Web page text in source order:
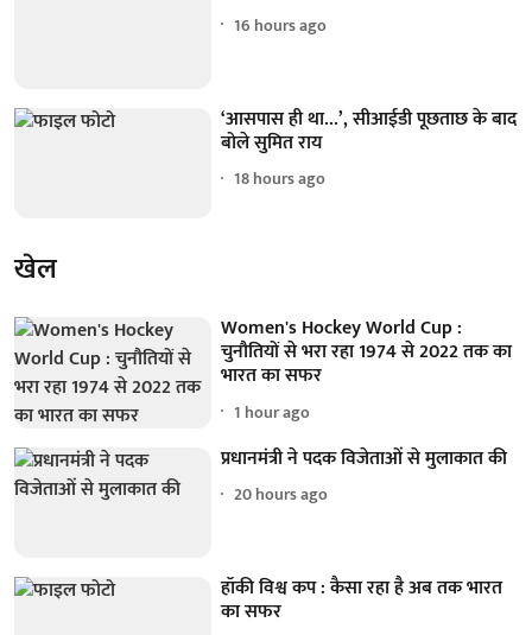
16 hours ago
‘आसपास ही था...’, सीआईडी पूछताछ के बाद
बोले सुमित राय
18 hours ago
खेल
Women's Hockey World Cup :
चुनौतियों से भरा रहा 1974 से 2022 तक का
भारत का सफर
1 hour ago
प्रधानमंत्री ने पदक विजेताओं से मुलाकात की
20 hours ago
हॉकी विश्व कप : कैसा रहा है अब तक भारत
का सफर